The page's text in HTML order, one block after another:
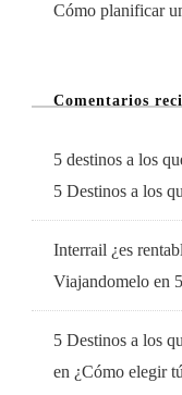
Cómo planificar
Comentarios
5 destinos a los
5 Destinos a los
Interrail ¿es
Viajandomelo en
5 Destinos a los
en ¿Cómo elegir